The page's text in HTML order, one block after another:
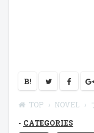
B!
TOP NOVEL
CATEGORIES